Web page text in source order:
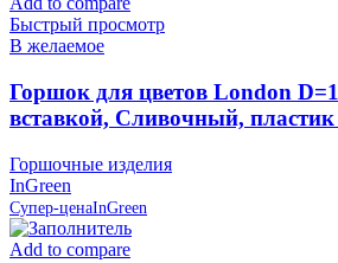
Быстрый просмотр
В желаемое
Горшок для цветов London
вставкой, Сливочный,
Горшочные изделия
InGreen
Супер-ценаInGreen
Add to compare